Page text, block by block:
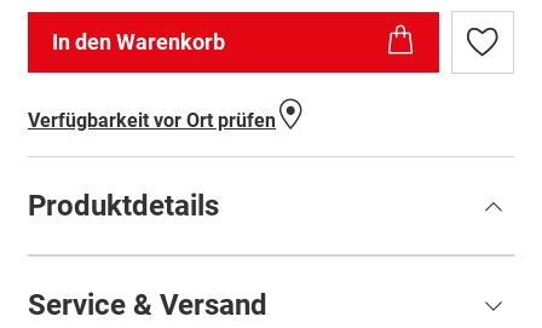
In den Warenkorb
Zur
Verfügbarkeit vor Ort prüfen
Produktdetails
Service & Versand